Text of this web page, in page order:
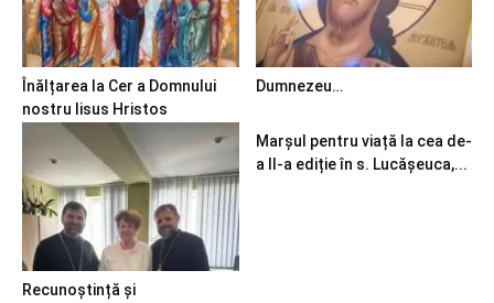
Înălțarea la Cer a Domnului
nostru Iisus Hristos
Dumnezeu…
Recunoștință și
Marșul pentru viață la cea de-
a II-a ediție în s. Lucășeuca,...